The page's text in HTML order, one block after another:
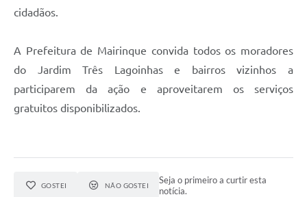
cidadãos.
A Prefeitura de Mairinque convida todos os moradores
do Jardim Três Lagoinhas e bairros vizinhos a
participarem da ação e aproveitarem os serviços
gratuitos disponibilizados.
GOSTEI NÃO GOSTEI
Seja o primeiro a curtir esta
notícia.